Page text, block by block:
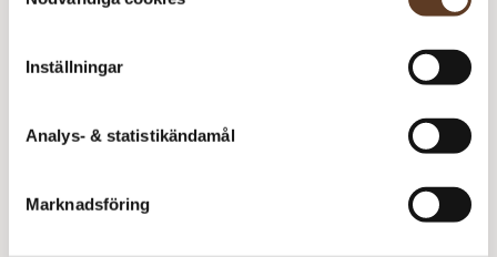
Inställningar
Analys- & statistikändamål
Marknadsföring